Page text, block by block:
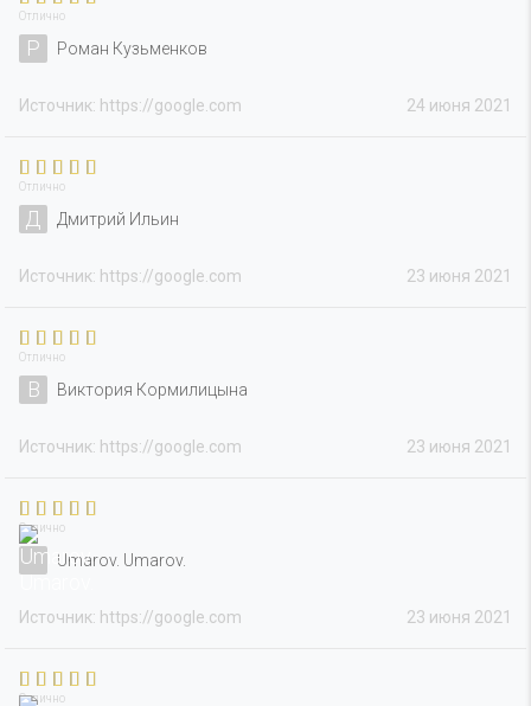
Отлично
Р Роман Кузьменков
24 июня 2021
Источник: https://google.com
Отлично
Д Дмитрий Ильин
23 июня 2021
Источник: https://google.com
Отлично
В Виктория Кормилицына
23 июня 2021
Источник: https://google.com
Отлично
Umarov. Umarov.
23 июня 2021
Источник: https://google.com
Отлично